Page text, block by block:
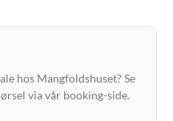
hos Mangfoldshuset? Se
via vår booking-side.